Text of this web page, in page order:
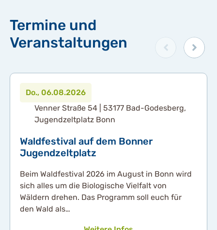
Termine und
Veranstaltungen
Do., 06.08.2026
Venner Straße 54 | 53177 Bad-Godesberg,
Jugendzeltplatz Bonn
Waldfestival auf dem Bonner
Jugendzeltplatz
Beim Waldfestival 2026 im August in Bonn wird
sich alles um die Biologische Vielfalt von
Wäldern drehen. Das Programm soll euch für
den Wald als…